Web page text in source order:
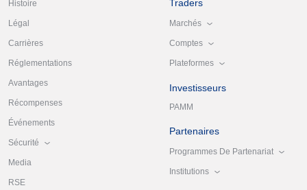
Histoire
Légal
Carrières
Réglementations
Avantages
Récompenses
Événements
Sécurité
Media
RSE
Traders
Marchés
Comptes
Plateformes
Investisseurs
PAMM
Partenaires
Programmes De Partenariat
Institutions